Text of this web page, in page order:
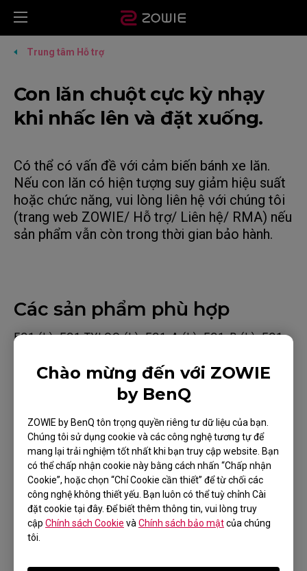
Chào mừng đến với ZOWIE
by BenQ
ZOWIE by BenQ tôn trọng quyền riêng tư dữ liệu của bạn.
Chúng tôi sử dụng cookie và các công nghệ tương tự để
mang lại trải nghiệm tốt nhất khi bạn truy cập website. Bạn
có thể chấp nhận cookie này bằng cách nhấn “Chấp nhận
Cookie”, hoặc chọn “Chỉ Cookie cần thiết” để từ chối các
công nghệ không thiết yếu. Bạn luôn có thể tuỳ chỉnh Cài
đặt cookie tại đây. Để biết thêm thông tin, vui lòng truy
cập Chính sách Cookie và Chính sách bảo mậtcủa chúng
tôi.
Trung tâm Hỗ trợ
Con lăn chuột cực kỳ nhạy
khi nhấc lên và đặt xuống.
Có thể có vấn đề với cảm biến bánh xe lăn.
Nếu con lăn có hiện tượng suy giảm hiệu suất
hoặc chức năng, vui lòng liên hệ với chúng tôi
(trang web ZOWIE/ Hỗ trợ/ Liên hệ/ RMA) nếu
sản phẩm vẫn còn trong thời gian bảo hành.
Các sản phẩm phù hợp
EC1 (L), EC1 TYLOO (L), EC1-A (L), EC1-B (L), EC1-
BLUE (L), EC1-B DIVINA PINK (L), EC1-C (L), EC1-
CW (L), EC2 (M), EC2 TYLOO (M), EC2-A (M), EC2-B
(M), EC2-B CS:GO (M), EC2-B DIVINA BLUE (M),
EC2-B DIVINA PINK (M), EC2-C (M), EC2-CW (M),
EC3-C (S), EC3-CW (S), FK1 (L), FK1+ (XL), FK1+-B
(XL), FK1+-B DIVINA BLUE (XL), FK1+-B DIVINA
PINK (XL), FK1+-C (XL), FK1-B (L), FK1-B DIVINA
BLUE (L), FK1-B DIVINA PINK (L), FK1-C (L), FK2
(M), FK2-B (M), FK2-B DIVINA BLUE (M), FK2-B
Điều này có hữu ích?
Có Không